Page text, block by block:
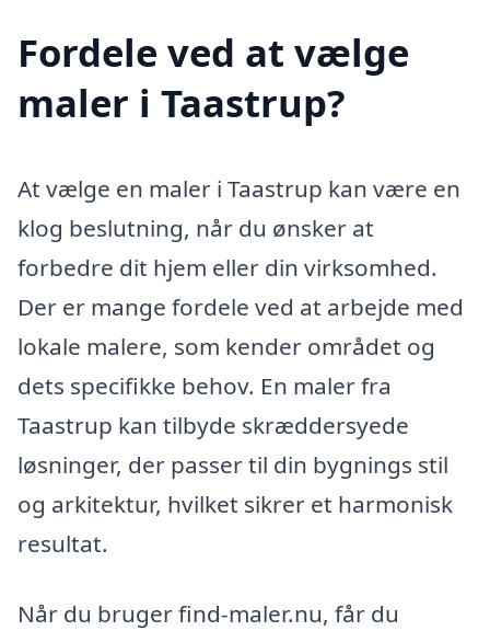
Fordele ved at vælge
maler i Taastrup?
At vælge en maler i Taastrup kan være en
klog beslutning, når du ønsker at
forbedre dit hjem eller din virksomhed.
Der er mange fordele ved at arbejde med
lokale malere, som kender området og
dets specifikke behov. En maler fra
Taastrup kan tilbyde skræddersyede
løsninger, der passer til din bygnings stil
og arkitektur, hvilket sikrer et harmonisk
resultat.
Når du bruger find-maler.nu, får du